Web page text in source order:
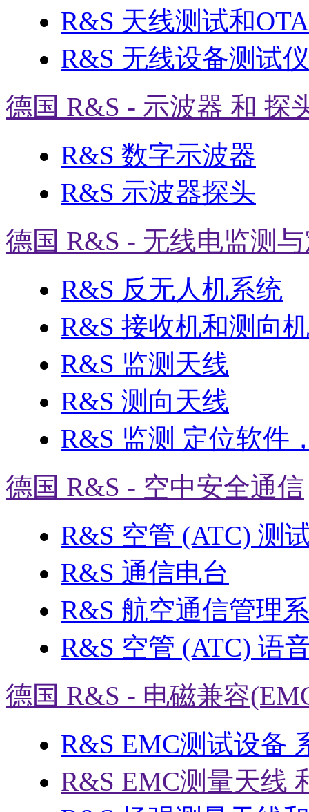
R&S 天线测试和
R&S 无线设备测试
德国 R&S - 示波器 和 探
R&S 数字示波器
R&S 示波器探头
德国 R&S - 无线电监测
R&S 反无人机系统
R&S 接收机和测向机
R&S 监测天线
R&S 测向天线
R&S 监测 定位软件
德国 R&S - 空中安全通信
R&S 空管 (ATC) 测
R&S 通信电台
R&S 航空通信管理
R&S 空管 (ATC) 语
德国 R&S - 电磁兼容
R&S EMC测试设备
R&S EMC测量天线